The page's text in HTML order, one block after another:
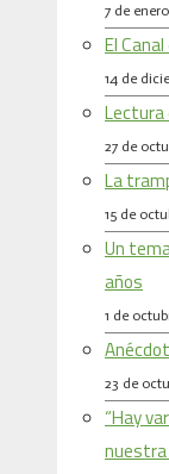
7 de
El
14 de
Lectura
27 de
La
15 de
Un
años
1 de
23 de
“Hay
nuestra